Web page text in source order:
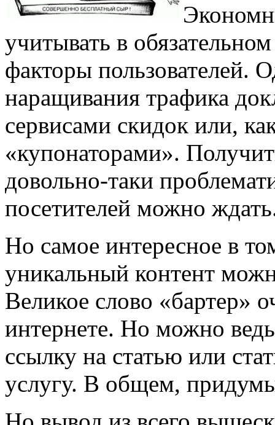
учитывать в
факторы пользователей.
наращивания трафика
сервисами скидок или,
«купонаторами».
довольно-таки
посетителей можно
Но самое интересное в
уникальный контент
Великое слово «бартер»
интернете. Но можно
ссылку на статью или
услугу. В общем,